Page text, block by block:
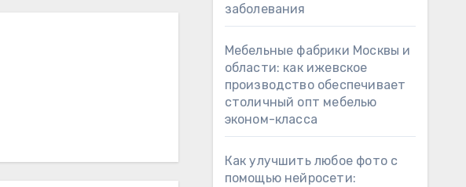
заболевания
Мебельные фабрики Москвы и
области: как ижевское
производство обеспечивает
столичный опт мебелью
эконом-класса
Как улучшить любое фото с
помощью нейросети: